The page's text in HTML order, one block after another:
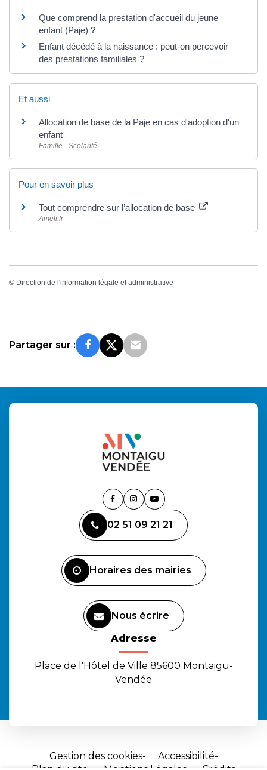
Que comprend la prestation d'accueil du jeune
enfant (Paje) ?
Enfant décédé à la naissance : peut-on percevoir
des prestations familiales ?
Et aussi
Allocation de base de la Paje en cas d'adoption d'un
enfant
Famille - Scolarité
Pour en savoir plus
Tout comprendre sur l’allocation de base
Ameli.fr
© Direction de l'information légale et administrative
Partager sur :
Lien
le
compte
Lien
le
compte
Lien
la
chaîne
02 51 09 21 21
Horaires des mairies
Nous écrire
Adresse
Place de l'Hôtel de Ville 85600 Montaigu-
Vendée
Gestion des cookies
Accessibilité